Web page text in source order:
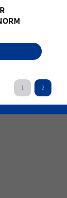
1 2